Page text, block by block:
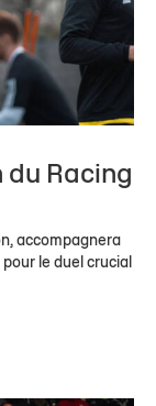
du Racing
accompagnera
le duel crucial